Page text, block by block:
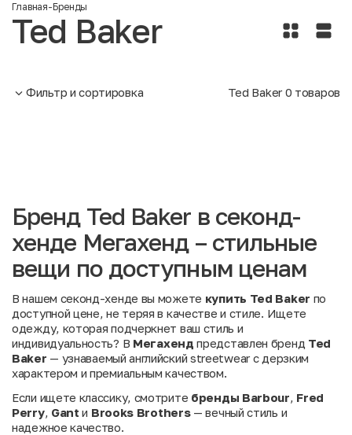
Главная-Бренды
Ted Baker
Фильтр и сортировка Ted Baker 0 товаров
Бренд Ted Baker в секонд-
хенде Мегахенд – стильные
вещи по доступным ценам
В нашем секонд-хенде вы можете купить Ted Baker по
доступной цене, не теряя в качестве и стиле. Ищете
одежду, которая подчеркнет ваш стиль и
индивидуальность? В Мегахенд представлен бренд Ted
Baker — узнаваемый английский streetwear с дерзким
характером и премиальным качеством.
Если ищете классику, смотрите бренды Barbour, Fred
Perry, Gant и Brooks Brothers— вечный стиль и
надежное качество.